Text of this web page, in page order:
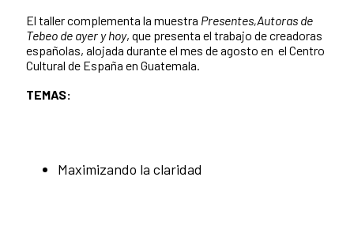
El taller complementa la muestra Presentes,Autoras de
Tebeo de ayer y hoy, que presenta el trabajo de creadoras
españolas, alojada durante el mes de agosto en el Centro
Cultural de España en Guatemala.
TEMAS:
Maximizando la claridad